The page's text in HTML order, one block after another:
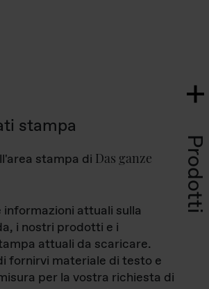
Prodotti
stampa
stampa di Das ganze
attuali sulla
i nostri prodotti e i
attuali da scaricare.
fornirvi materiale di testo e
per la vostra richiesta di